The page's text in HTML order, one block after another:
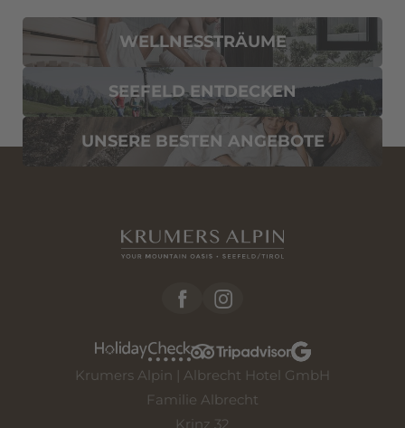
WELLNESSTRÄUME
SEEFELD ENTDECKEN
UNSERE BESTEN ANGEBOTE
Krumers Alpin | Albrecht Hotel GmbH
Familie Albrecht
Krinz 32